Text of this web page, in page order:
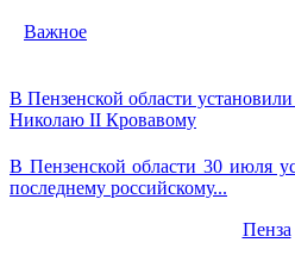
Важное
В Пензенской области
Николаю II Кровавому
В Пензенской области 30 июля
последнему российскому...
Пенза